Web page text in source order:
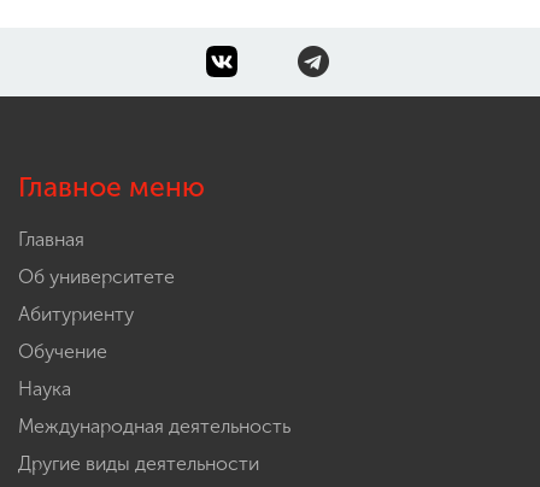
Главное меню
Главная
Об университете
Абитуриенту
Обучение
Наука
Международная деятельность
Другие виды деятельности